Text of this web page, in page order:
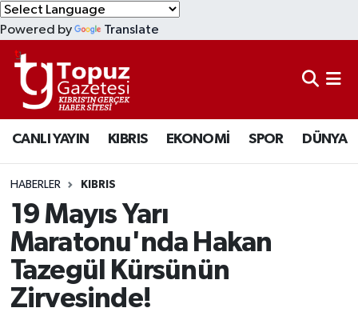
Powered by Translate
CANLI YAYIN KIBRIS EKONOMİ SPOR DÜNYA
HABERLER KIBRIS
19 Mayıs Yarı
Maratonu'nda Hakan
Tazegül Kürsünün
Zirvesinde!
KIBRIS
DÜNYA
EKONOMİ
MAGAZİN
SAĞLIK
SPOR
TEKNOLOJİ
Lefkoşa Nöbetçi Eczaneler
Lefkoşa Hava Durumu
Lefkoşa Trafik Yoğunluk Haritası
Süper Lig Puan Durumu ve Fikstür
Tüm Manşetler
Son Dakika Haberleri
Haber Arşivi